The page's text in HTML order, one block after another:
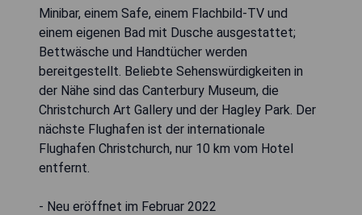
Minibar, einem Safe, einem Flachbild-TV und
einem eigenen Bad mit Dusche ausgestattet;
Bettwäsche und Handtücher werden
bereitgestellt. Beliebte Sehenswürdigkeiten in
der Nähe sind das Canterbury Museum, die
Christchurch Art Gallery und der Hagley Park. Der
nächste Flughafen ist der internationale
Flughafen Christchurch, nur 10 km vom Hotel
entfernt.
- Neu eröffnet im Februar 2022